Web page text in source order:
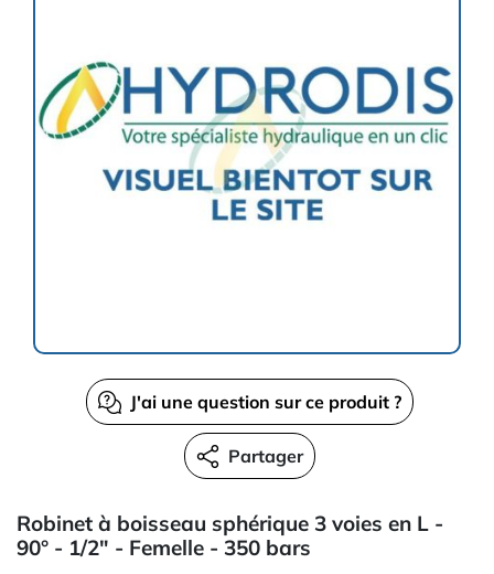
J'ai une question sur ce produit ?
Partager
Robinet à boisseau sphérique 3 voies en L -
90° - 1/2" - Femelle - 350 bars